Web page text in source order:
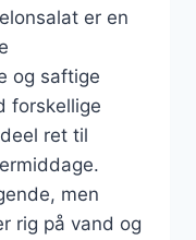
er en
og saftige
forskellige
ret til
men
rig på vand og